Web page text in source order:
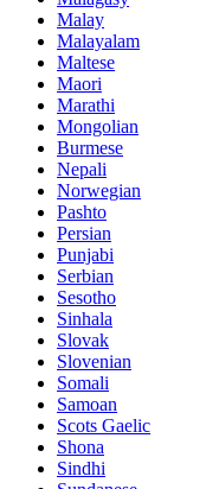
Malay
Malayalam
Maltese
Maori
Marathi
Mongolian
Burmese
Nepali
Norwegian
Pashto
Persian
Punjabi
Serbian
Sesotho
Sinhala
Slovak
Slovenian
Somali
Samoan
Scots Gaelic
Shona
Sindhi